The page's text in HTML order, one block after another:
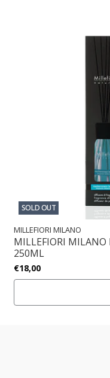
SOLD OUT
MILLEFIORI MILANO
MILLEFIORI MILANO
250ML
€18,00